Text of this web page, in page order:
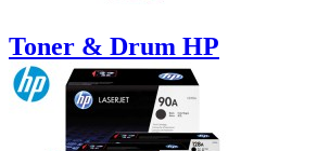
Toner & Drum HP